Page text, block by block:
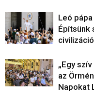
Leó
„Egy
az
Napokat